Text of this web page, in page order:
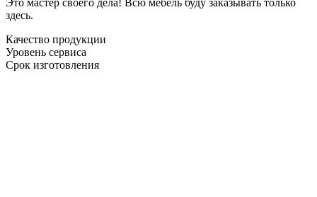
здесь.
Качество продукции
Уровень сервиса
Срок изготовления